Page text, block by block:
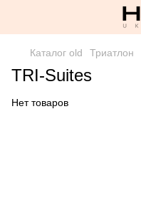
Каталог old Триатлон
TRI-Suites
Нет товаров